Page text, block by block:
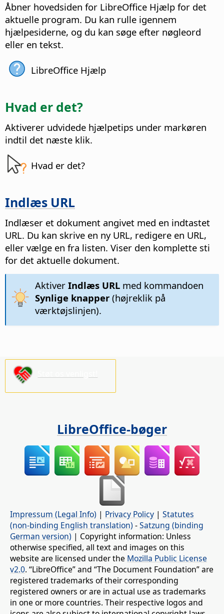
Åbner hovedsiden for LibreOffice Hjælp for det
aktuelle program. Du kan rulle igennem
hjælpesiderne, og du kan søge efter nøgleord
eller en tekst.
LibreOffice Hjælp
Hvad er det?
Aktiverer udvidede hjælpetips under markøren
indtil det næste klik.
Hvad er det?
Indlæs URL
Indlæser et dokument angivet med en indtastet
URL. Du kan skrive en ny URL, redigere en URL,
eller vælge en fra listen. Viser den komplette sti
for det aktuelle dokument.
Aktiver Indlæs URLmed kommandoen
Synlige knapper(højreklik på
værktøjslinjen).
LibreOffice-bøger
Impressum (Legal Info) | Privacy Policy | Statutes
(non-binding English translation) -Satzung (binding
German version) | Copyright information: Unless
otherwise specified, all text and images on this
website are licensed under the Mozilla Public License
v2.0. “LibreOffice” and “The Document Foundation” are
registered trademarks of their corresponding
registered owners or are in actual use as trademarks
in one or more countries. Their respective logos and